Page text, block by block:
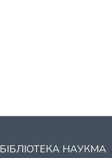
БІБЛІОТЕКА НАУКМА